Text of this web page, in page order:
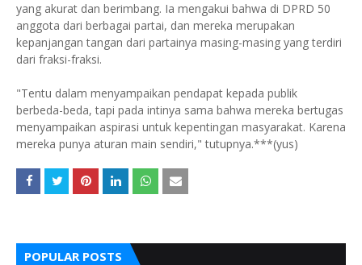
yang akurat dan berimbang. Ia mengakui bahwa di DPRD 50
anggota dari berbagai partai, dan mereka merupakan
kepanjangan tangan dari partainya masing-masing yang terdiri
dari fraksi-fraksi.
"Tentu dalam menyampaikan pendapat kepada publik
berbeda-beda, tapi pada intinya sama bahwa mereka bertugas
menyampaikan aspirasi untuk kepentingan masyarakat. Karena
mereka punya aturan main sendiri," tutupnya.***(yus)
POPULAR POSTS